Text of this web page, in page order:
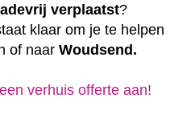
verplaatst?
klaar om je te helpen
of naar Woudsend.
verhuis offerte aan!